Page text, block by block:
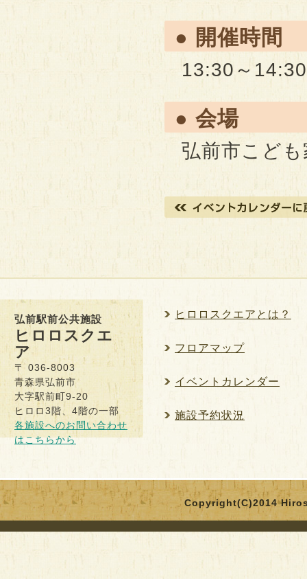
● 開催時間
13:30～14:30
● 会場
弘前市こど
弘前駅前公共施設
ヒロロスクエ
ア
〒 036-8003
青森県弘前市
大字駅前町9-20
ヒロロ3階、4階の一部
各施設へのお問い合わせ
はこちらから
ヒロロスクエアとは？
フロアマップ
イベントカレンダー
施設予約状況
Copyright(C)2014